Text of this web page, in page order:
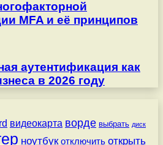
MFA и её принципов
аутентификация как
в 2026 году
видеокарта ворде выбрать диск
ноутбук отключить открыть